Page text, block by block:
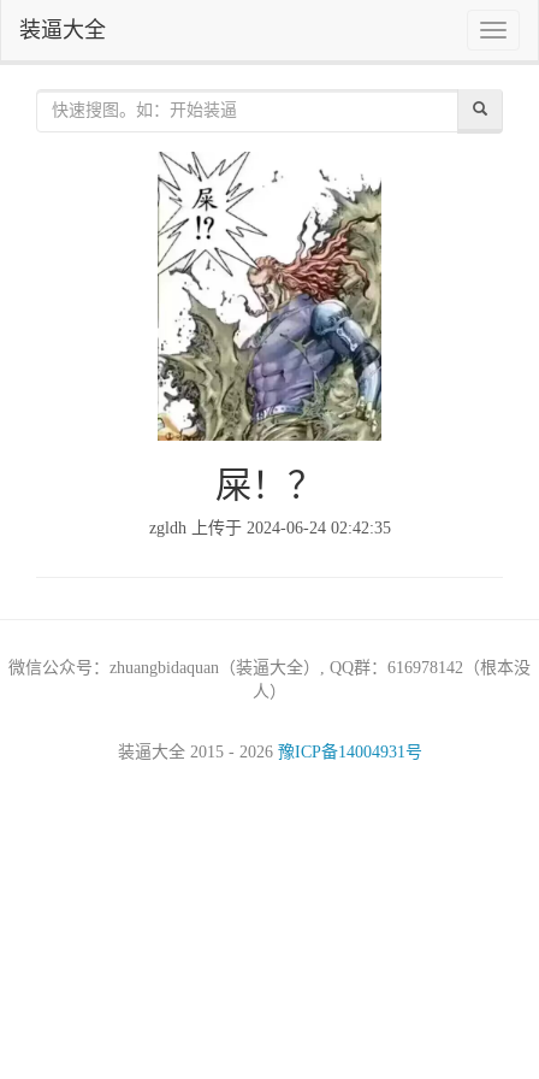
Toggle
装逼大全
屎！？
zgldh 上传于 2024-06-24 02:42:35
微信公众号：zhuangbidaquan（装逼大全）, QQ群：616978142（根本没
人）
装逼大全 2015 - 2026 豫ICP备14004931号